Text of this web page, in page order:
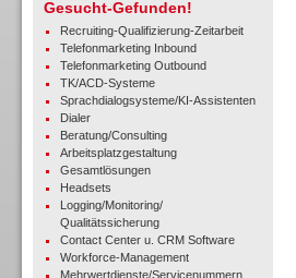
Gesucht-Gefunden!
Recruiting-Qualifizierung-Zeitarbeit
Telefonmarketing Inbound
Telefonmarketing Outbound
TK/ACD-Systeme
Sprachdialogsysteme/KI-Assistenten
Dialer
Beratung/Consulting
Arbeitsplatzgestaltung
Gesamtlösungen
Headsets
Logging/Monitoring/
Qualitätssicherung
Contact Center u. CRM Software
Workforce-Management
Mehrwertdienste/Servicenummern